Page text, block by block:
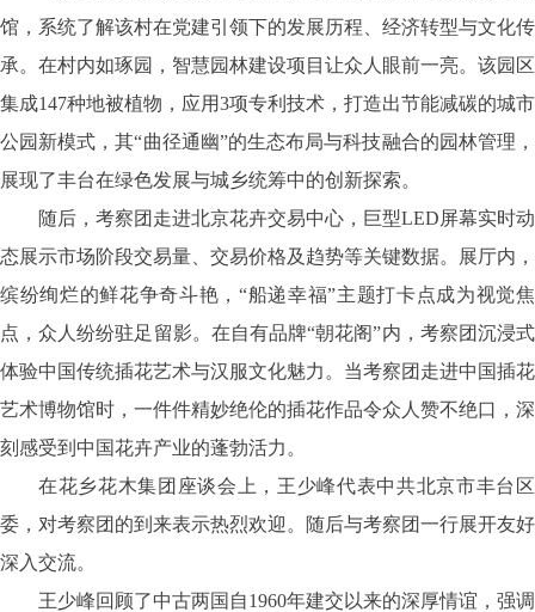
馆，系统了解该村在党建引领下的发展历程、经济转型与文化传
承。在村内如琢园，智慧园林建设项目让众人眼前一亮。该园区
集成147种地被植物，应用3项专利技术，打造出节能减碳的城市
公园新模式，其“曲径通幽”的生态布局与科技融合的园林管理，
展现了丰台在绿色发展与城乡统筹中的创新探索。
随后，考察团走进北京花卉交易中心，巨型LED屏幕实时动
态展示市场阶段交易量、交易价格及趋势等关键数据。展厅内，
缤纷绚烂的鲜花争奇斗艳，“船递幸福”主题打卡点成为视觉焦
点，众人纷纷驻足留影。在自有品牌“朝花阁”内，考察团沉浸式
体验中国传统插花艺术与汉服文化魅力。当考察团走进中国插花
艺术博物馆时，一件件精妙绝伦的插花作品令众人赞不绝口，深
刻感受到中国花卉产业的蓬勃活力。
在花乡花木集团座谈会上，王少峰代表中共北京市丰台区
委，对考察团的到来表示热烈欢迎。随后与考察团一行展开友好
深入交流。
王少峰回顾了中古两国自1960年建交以来的深厚情谊，强调